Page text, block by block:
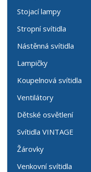
Stojací lampy
Stropní svítidla
Nástěnná svítidla
Lampičky
Koupelnová svítidla
Ventilátory
Dětské osvětlení
Svítidla VINTAGE
Žárovky
Venkovní svítidla